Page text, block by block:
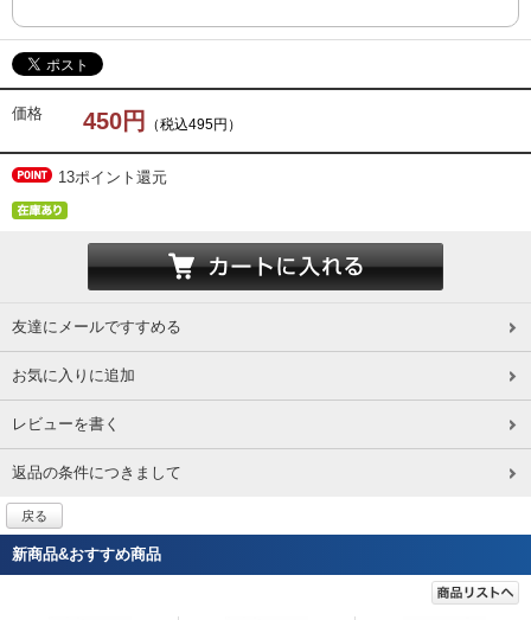
価格 450円 （税込495円）
13ポイント還元
友達にメールですすめる
お気に入りに追加
レビューを書く
返品の条件につきまして
戻る
新商品&おすすめ商品